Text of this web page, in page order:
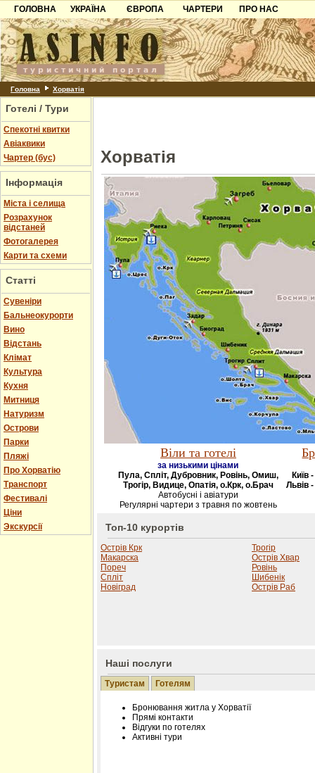
ГОЛОВНА
УКРАЇНА
Карпати
Азов
Причорноморря
Шацьк
ЄВРОПА
Чорногорія
Хорватія
Болгарія
ЧАРТЕРИ
ПРО НАС
Контакти
Партнерам
Додати готель
Головна Хорватія
Готелі / Тури
Спекотні квитки
Авіаквики
Чартер (бус)
Інформація
Міста і селища
Розрахунок
відстаней
Фотогалерея
Карти та схеми
Статті
Cувеніри
Бальнеокурорти
Вино
Відстань
Клімат
Культура
Кухня
Митниця
Натуризм
Острови
Парки
Пляжі
Про Хорватію
Транспорт
Фестивалі
Ціни
Экскурсії
Хорватія
Віли та готелі
за низькими цінами
Пула, Спліт, Дубровник, Ровінь, Омиш,
Трогір, Видице, Опатія, о.Крк, о.Брач
Автобусні і авіатури
Регулярні чартери з травня по жовтень
Київ
Львів
Топ-10 курортів
Острів Крк
Макарска
Пореч
Спліт
Новіград
Трогір
Острів Хвар
Ровінь
Шибенік
Острів Раб
Наші послуги
Туристам Готелям
Бронювання житла у Хорватії
Прямі контакти
Відгуки по готелях
Активні тури